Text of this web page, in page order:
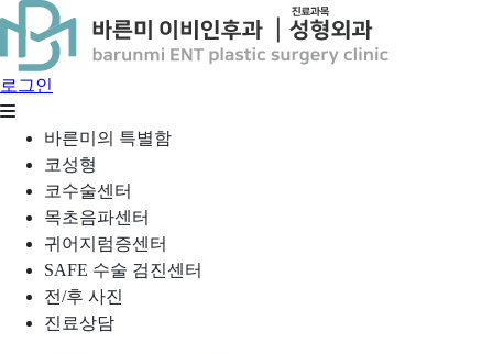
로그인
바른미의 특별함
코성형
코수술센터
목초음파센터
귀어지럼증센터
SAFE 수술 검진센터
전/후 사진
진료상담